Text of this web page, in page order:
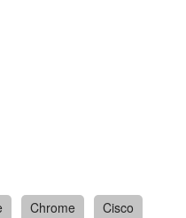
Chrome
Cisco